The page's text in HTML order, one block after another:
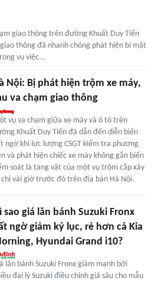
giao thông trên đường Khuất Duy Tiến
thông đã nhanh chóng phát hiện bí mật
vụ việc...
Nội: Bị phát hiện trộm xe máy,
va chạm giao thông
vụ va chạm giữa xe máy và ô tô trên
Khuất Duy Tiến đã dẫn đến diễn biến
ngờ khi lực lượng CSGT kiểm tra phương
và phát hiện chiếc xe máy không gắn biển
soát là tang vật của một vụ trộm cắp xảy
chỉ vài giờ trước đó trên địa bàn Hà Nội.
sao giá lăn bánh Suzuki Fronx
ngờ giảm kỷ lục, rẻ hơn cả Kia
Hyundai Grand i10?
lăn bánh Suzuki Fronx giảm mạnh bởi
đại lý Suzuki điều chỉnh giá sâu cho mẫu